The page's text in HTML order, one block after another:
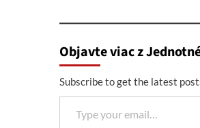
Objavte viac z
Subscribe to get the latest
Type your email…